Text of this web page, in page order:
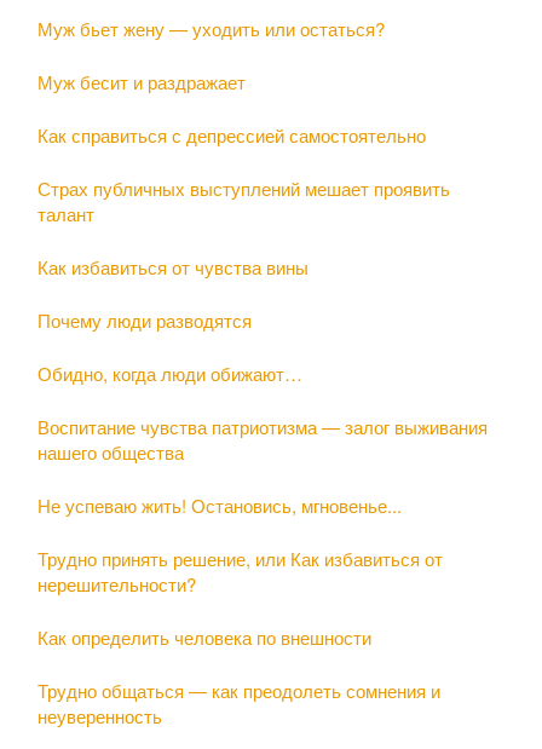
Муж бьет жену — уходить или остаться?
Муж бесит и раздражает
Как справиться с депрессией самостоятельно
Страх публичных выступлений мешает проявить
талант
Как избавиться от чувства вины
Почему люди разводятся
Обидно, когда люди обижают…
Воспитание чувства патриотизма — залог выживания
нашего общества
Не успеваю жить! Остановись, мгновенье...
Трудно принять решение, или Как избавиться от
нерешительности?
Как определить человека по внешности
Трудно общаться — как преодолеть сомнения и
неуверенность